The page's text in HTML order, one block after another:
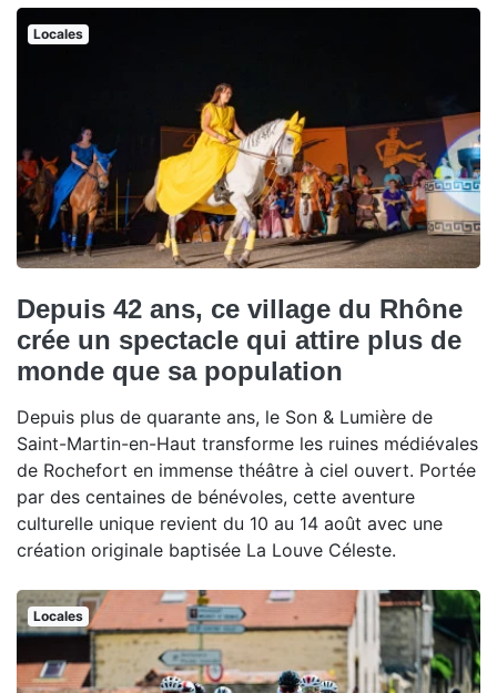
Locales
Depuis 42 ans, ce village du Rhône
crée un spectacle qui attire plus de
monde que sa population
Depuis plus de quarante ans, le Son & Lumière de
Saint-Martin-en-Haut transforme les ruines médiévales
de Rochefort en immense théâtre à ciel ouvert. Portée
par des centaines de bénévoles, cette aventure
culturelle unique revient du 10 au 14 août avec une
création originale baptisée La Louve Céleste.
Locales